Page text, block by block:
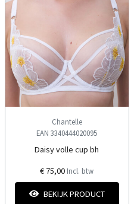
Chantelle
EAN 3340444020095
Daisy volle cup bh
€ 75,00 Incl. btw
BEKIJK PRODUCT